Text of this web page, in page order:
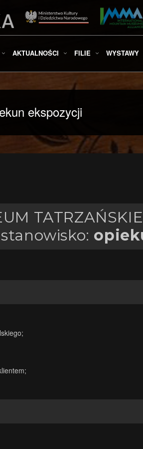
AKTUALNOŚCI FILIE WYSTAWY
ekspozycji